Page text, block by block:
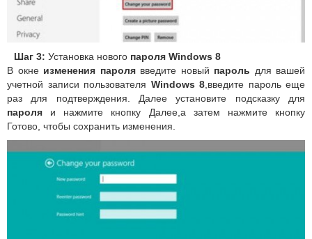
Шаг 3: Установка нового пароля Windows 8
В окне изменения паролявведите новый пароль для вашей
учетной записи пользователя Windows 8 ,введите пароль еще
раз для подтверждения. Далее установите подсказку для
пароля и нажмите кнопку Далее,а затем нажмите кнопку
Готово, чтобы сохранить изменения.